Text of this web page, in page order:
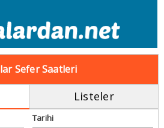
Sefer Saatleri
Listeler
Tarihi